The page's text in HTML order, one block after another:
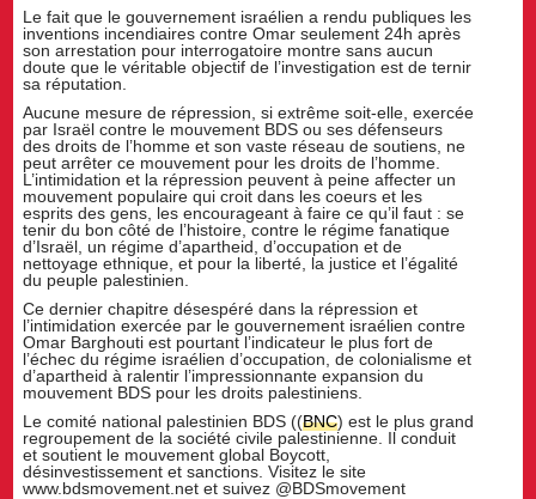
Le fait que le gouvernement israélien a rendu publiques les
inventions incendiaires contre Omar seulement 24h après
son arrestation pour interrogatoire montre sans aucun
doute que le véritable objectif de l’investigation est de ternir
sa réputation.
Aucune mesure de répression, si extrême soit-elle, exercée
par Israël contre le mouvement BDS ou ses défenseurs
des droits de l’homme et son vaste réseau de soutiens, ne
peut arrêter ce mouvement pour les droits de l’homme.
L’intimidation et la répression peuvent à peine affecter un
mouvement populaire qui croit dans les coeurs et les
esprits des gens, les encourageant à faire ce qu’il faut : se
tenir du bon côté de l’histoire, contre le régime fanatique
d’Israël, un régime d’apartheid, d’occupation et de
nettoyage ethnique, et pour la liberté, la justice et l’égalité
du peuple palestinien.
Ce dernier chapitre désespéré dans la répression et
l’intimidation exercée par le gouvernement israélien contre
Omar Barghouti est pourtant l’indicateur le plus fort de
l’échec du régime israélien d’occupation, de colonialisme et
d’apartheid à ralentir l’impressionnante expansion du
mouvement BDS pour les droits palestiniens.
Le comité national palestinien BDS ((BNC) est le plus grand
regroupement de la société civile palestinienne. Il conduit
et soutient le mouvement global Boycott,
désinvestissement et sanctions. Visitez le site
www.bdsmovement.net et suivez @BDSmovement